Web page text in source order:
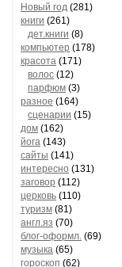
Новый год (281)
книги (261)
дет.книги (8)
компьютер (178)
красота (171)
волос (12)
парфюм (3)
разное (164)
сценарии (15)
дом (162)
йога (143)
сайты (141)
интересно (131)
заговор (112)
церковь (110)
туризм (81)
англ.яз (70)
блог-оформл. (69)
музыка (65)
гороскоп (62)